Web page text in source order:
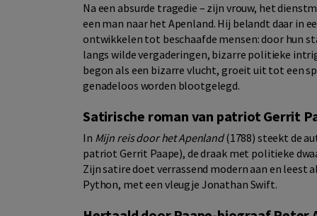
Na een absurde tragedie – zijn vrouw, het
een man naar het Apenland. Hij belandt daar in
ontwikkelen tot beschaafde mensen: door hun
langs wilde vergaderingen, bizarre politieke
begon als een bizarre vlucht, groeit uit tot een
genadeloos worden blootgelegd.
Satirische roman van patriot Gerrit
In Mijn reis door het Apenland(1788) steekt de
patriot Gerrit Paape), de draak met politieke
Zijn satire doet verrassend modern aan en leest
Python, met een vleugje Jonathan Swift.